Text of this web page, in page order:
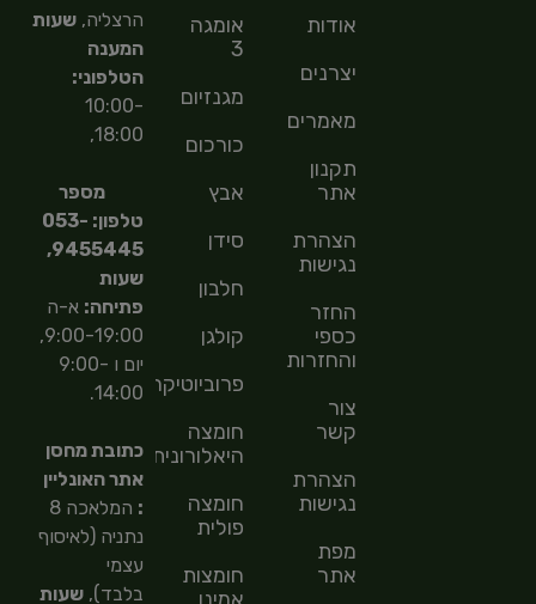
אודות
יצרנים
מאמרים
תקנון
אתר
הצהרת
נגישות
החזר
כספי
והחזרות
צור
קשר
הצהרת
נגישות
מפת
אתר
אומגה
3
מגנזיום
כורכום
אבץ
סידן
חלבון
קולגן
פרוביוטיקה
חומצה
היאלורונית
חומצה
פולית
חומצות
הרצליה,שעות
המענה
הטלפוני:
10:00-
18:00,
מספר
טלפון: 053-
9455445,
שעות
פתיחה: א-ה
9:00-19:00,
יום ו 9:00-
14:00.
כתובת מחסן
אתר האונליין
:
המלאכה 8
נתניה (לאיסוף
עצמי
בלבד),שעות